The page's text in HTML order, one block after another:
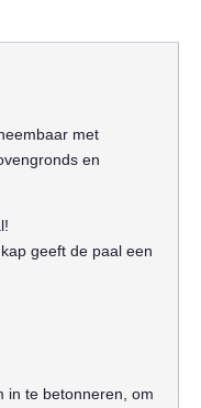
met
en
geeft de paal een
in te betonneren, om